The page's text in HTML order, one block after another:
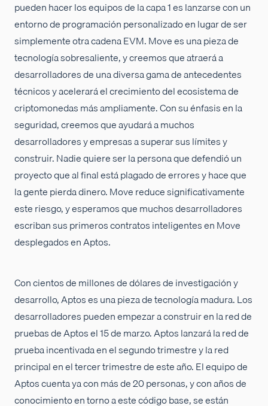
pueden hacer los equipos de la capa 1 es lanzarse con un
entorno de programación personalizado en lugar de ser
simplemente otra cadena EVM. Move es una pieza de
tecnología sobresaliente, y creemos que atraerá a
desarrolladores de una diversa gama de antecedentes
técnicos y acelerará el crecimiento del ecosistema de
criptomonedas más ampliamente. Con su énfasis en la
seguridad, creemos que ayudará a muchos
desarrolladores y empresas a superar sus límites y
construir. Nadie quiere ser la persona que defendió un
proyecto que al final está plagado de errores y hace que
la gente pierda dinero. Move reduce significativamente
este riesgo, y esperamos que muchos desarrolladores
escriban sus primeros contratos inteligentes en Move
desplegados en Aptos.
Con cientos de millones de dólares de investigación y
desarrollo, Aptos es una pieza de tecnología madura. Los
desarrolladores pueden empezar a construir en la red de
pruebas de Aptos el 15 de marzo. Aptos lanzará la red de
prueba incentivada en el segundo trimestre y la red
principal en el tercer trimestre de este año. El equipo de
Aptos cuenta ya con más de 20 personas, y con años de
conocimiento en torno a este código base, se están